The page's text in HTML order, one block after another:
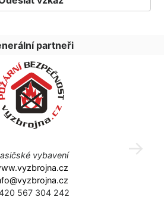
partneři
vybavení
567 304 242